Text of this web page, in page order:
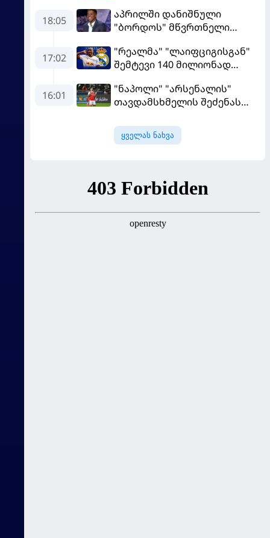
18:05
აპრილში დანიშნული
"ბორდოს" მწვრთნელი
17:02
"რეალმა" "ლაიფციგისგან"
შემტევი 140 მილიონად
16:01
"ნაპოლი" "არსენალის"
თავდამსხმელის შეძენას
ყველას ნახვა